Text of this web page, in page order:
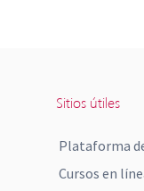
Sitios útiles
Plataforma
Cursos en